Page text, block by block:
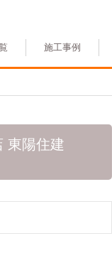
施工事例
東陽住建